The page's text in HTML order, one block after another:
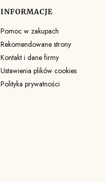
INFORMACJE
Pomoc w zakupach
Rekomendowane strony
Kontakt i dane firmy
Ustawienia plików cookies
Polityka prywatności